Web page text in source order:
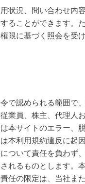
状況、問い合わせ内
ることができます。
限に基づく照会を受
で認められる範囲で
業員、株主、代理人
本サイトのエラー、
本利用規約違反に起
ついて責任を負わず
れるものとします。
任の限定は、当社ま